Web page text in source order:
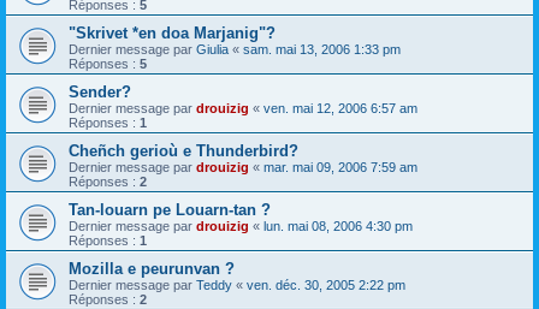
Réponses : 5
"Skrivet *en doa Marjanig"?
Dernier message par Giulia « sam. mai 13, 2006 1:33 pm
Réponses : 5
Sender?
Dernier message par drouizig « ven. mai 12, 2006 6:57 am
Réponses : 1
Cheñch gerioù e Thunderbird?
Dernier message par drouizig « mar. mai 09, 2006 7:59 am
Réponses : 2
Tan-louarn pe Louarn-tan ?
Dernier message par drouizig « lun. mai 08, 2006 4:30 pm
Réponses : 1
Mozilla e peurunvan ?
Dernier message par Teddy « ven. déc. 30, 2005 2:22 pm
Réponses : 2